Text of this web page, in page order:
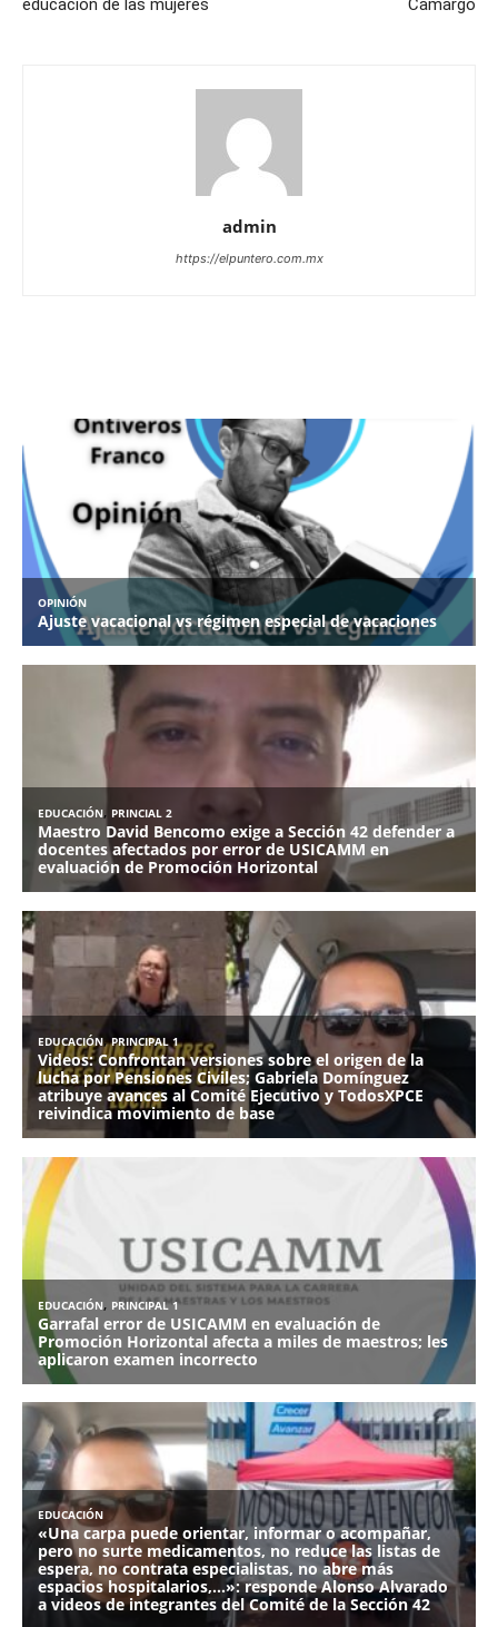
educación de las mujeres
Camargo
admin
https://elpuntero.com.mx